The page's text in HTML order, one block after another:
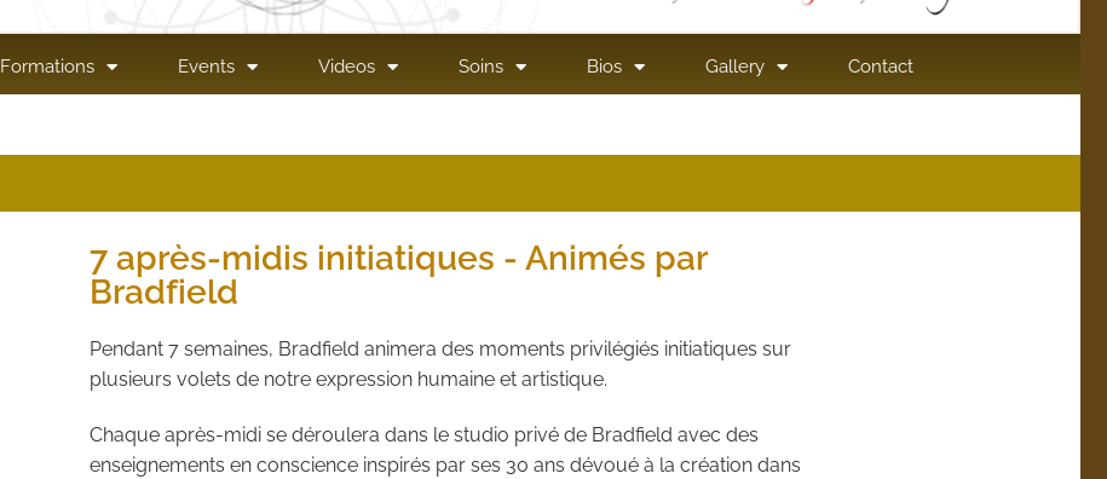
Formations Events Videos Soins Bios Gallery Contact
7 après-midis initiatiques - Animés par
Bradfield
Pendant 7 semaines, Bradfield animera des moments privilégiés initiatiques sur
plusieurs volets de notre expression humaine et artistique.
Chaque après-midi se déroulera dans le studio privé de Bradfield avec des
enseignements en conscience inspirés par ses 30 ans dévoué à la création dans